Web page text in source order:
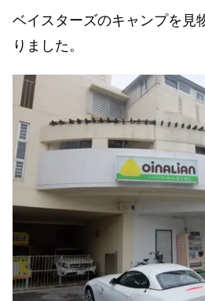
ベイスターズのキャンプを見
りました。